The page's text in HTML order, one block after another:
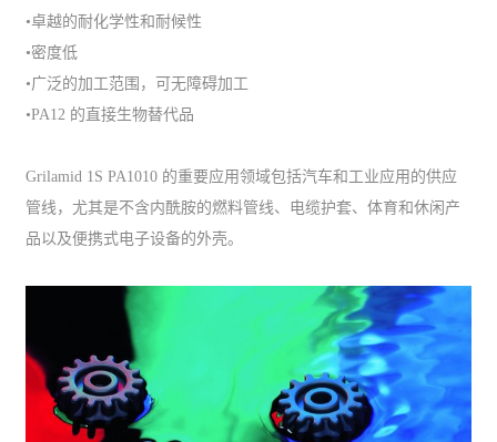
•卓越的耐化学性和耐候性
•密度低
•广泛的加工范围，可无障碍加工
•PA12 的直接生物替代品
Grilamid 1S PA1010 的重要应用领域包括汽车和工业应用的供应
管线，尤其是不含内酰胺的燃料管线、电缆护套、体育和休闲产
品以及便携式电子设备的外壳。